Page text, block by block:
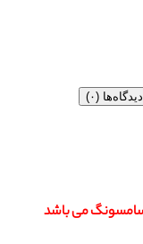
دیدگاه‌ها (۰)